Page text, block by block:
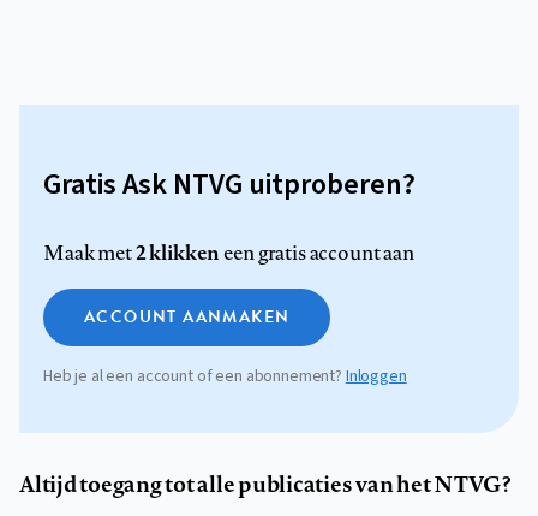
Gratis Ask NTVG uitproberen?
Maak met2 klikkeneen gratis account aan
ACCOUNT AANMAKEN
Heb je al een account of een abonnement? Inloggen
Altijd toegang tot alle publicaties van het NTVG?